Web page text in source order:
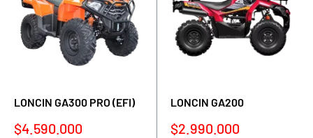
LONCIN GA300 PRO (EFI)
Precio
$4.590.000
LONCIN GA200
Precio
$2.990.000